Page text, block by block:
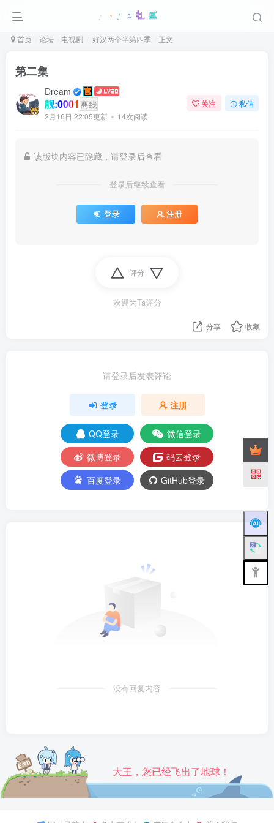
首页 论坛 电视剧 好汉两个半第四季 正文
第二集
Dream
靓:0001 离线
2月16日 22:05更新 14次阅读
关注 私信
该版块内容已隐藏，请登录后查看
登录后继续查看
登录 注册
评分
欢迎为Ta评分
分享 收藏
请登录后发表评论
登录 注册
QQ登录
微信登录
微博登录
码云登录
百度登录
GitHub登录
没有回复内容
大王，您已经飞出了地球！